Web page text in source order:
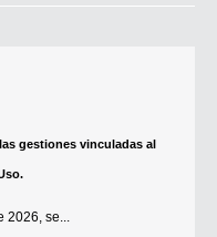
gestiones vinculadas al
2026, se...